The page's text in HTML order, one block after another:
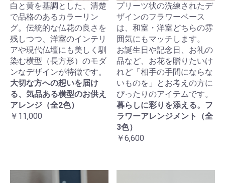
白と黄を基調とした、清楚
で品格のあるカラーリン
グ。伝統的な仏花の良さを
残しつつ、洋室のインテリ
アや現代仏壇にも美しく馴
染む横型（長方形）のモダ
ンなデザインが特徴です。
大切な方への想いを届け
る、気品ある横型のお供え
アレンジ（全2色）
￥11,000
プリーツ状の洗練されたデ
ザインのフラワーベース
は、和室・洋室どちらの雰
囲気にもマッチします。
お誕生日や記念日、お礼の
品など、お花を贈りたいけ
れど「相手の手間にならな
いものを」とお考えの方に
ぴったりのアイテムです。
暮らしに彩りを添える。フ
ラワーアレンジメント（全
3色）
￥6,600